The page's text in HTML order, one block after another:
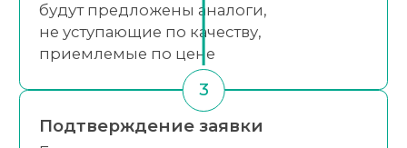
будут предложены аналоги,
не уступающие по качеству,
приемлемые по цене
Подтверждение заявки
3